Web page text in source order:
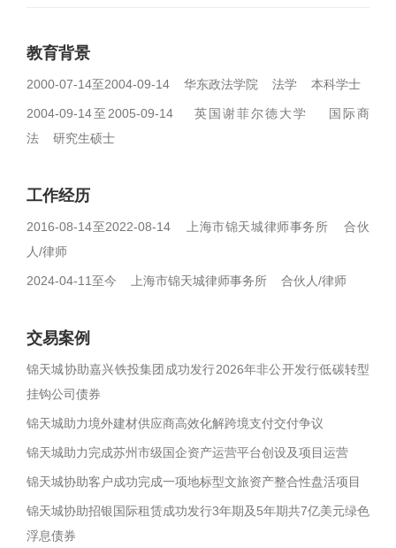
教育背景
2000-07-14至2004-09-14 华东政法学院 法学 本科学士
2004-09-14至2005-09-14 英国谢菲尔德大学 国际商
法 研究生硕士
工作经历
2016-08-14至2022-08-14 上海市锦天城律师事务所 合伙
人/律师
2024-04-11至今 上海市锦天城律师事务所 合伙人/律师
交易案例
锦天城协助嘉兴铁投集团成功发行2026年非公开发行低碳转型
挂钩公司债券
锦天城助力境外建材供应商高效化解跨境支付交付争议
锦天城助力完成苏州市级国企资产运营平台创设及项目运营
锦天城协助客户成功完成一项地标型文旅资产整合性盘活项目
锦天城协助招银国际租赁成功发行3年期及5年期共7亿美元绿色
浮息债券